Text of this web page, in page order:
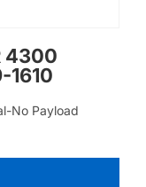
4300
1610
No Payload